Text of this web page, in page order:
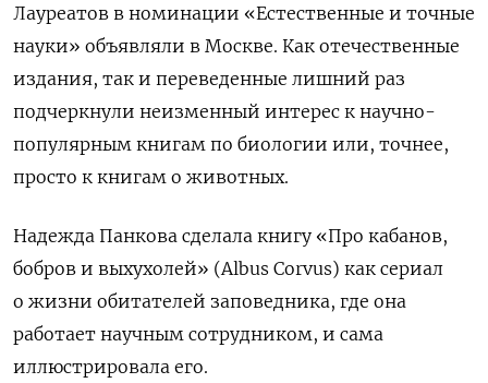
Лауреатов в номинации «Естественные и точные
науки» объявляли в Москве. Как отечественные
издания, так и переведенные лишний раз
подчеркнули неизменный интерес к научно-
популярным книгам по биологии или, точнее,
просто к книгам о животных.
Надежда Панкова сделала книгу «Про кабанов,
бобров и выхухолей» (Albus Corvus) как сериал
о жизни обитателей заповедника, где она
работает научным сотрудником, и сама
иллюстрировала его.